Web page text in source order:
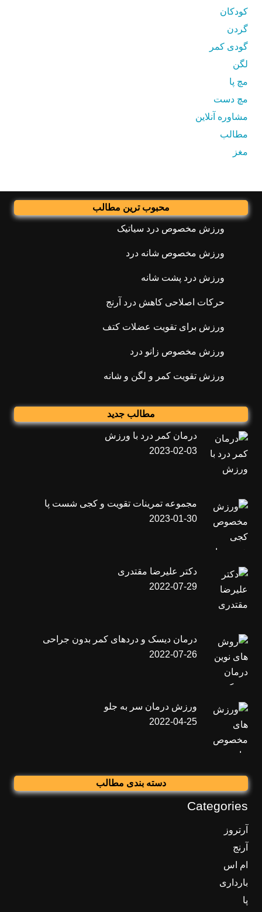
کودکان
گردن
گودی کمر
لگن
مچ پا
مچ دست
مشاوره آنلاین
مطالب
مغز
محبوب ترین مطالب
ورزش مخصوص درد سیاتیک
ورزش مخصوص شانه درد
ورزش درد پشت شانه
حرکات اصلاحی کاهش درد آرنج
ورزش برای تقویت عضلات کتف
ورزش مخصوص زانو درد
ورزش تقویت کمر و لگن و شانه
مطالب جدید
درمان کمر درد با ورزش
2023-02-03
مجموعه تمرینات تقویت و کجی شست پا
2023-01-30
دکتر علیرضا مقتدری
2022-07-29
درمان دیسک و دردهای کمر بدون جراحی
2022-07-26
ورزش درمان سر به جلو
2022-04-25
دسته بندی مطالب
Categories
آرتروز
آرنج
ام اس
بارداری
پا